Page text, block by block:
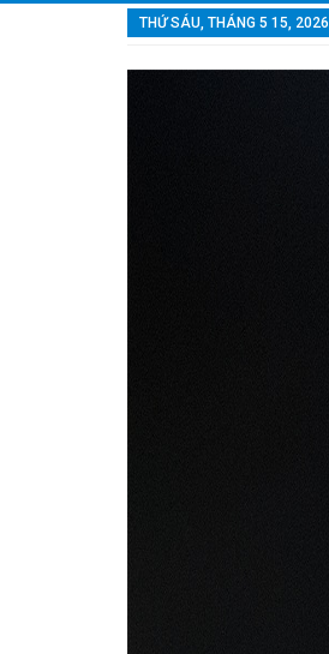
THỨ SÁU, THÁNG 5 15, 2026